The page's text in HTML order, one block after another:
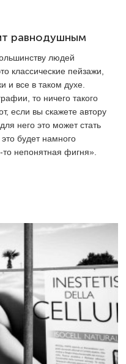
равнодушным
людей
классические пейзажи,
и все в таком духе.
то ничего такого
если вы скажете автору
него это может стать
будет намного
непонятная фигня».